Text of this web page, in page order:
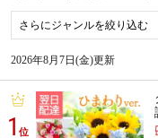
2026年8月7日(金)更新
1位